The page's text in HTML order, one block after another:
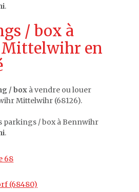
.
/ box à
en
/ box à vendre ou louer
Mittelwihr (68126).
parkings / box à Bennwihr
.
68
(68480)